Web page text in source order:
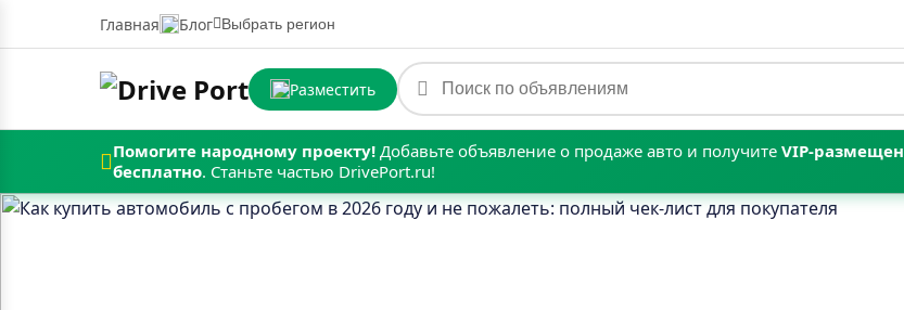
Главная Блог Выбрать регион
Разместить
Помогите народному проекту! Добавьте объявление о продаже авто и получите
бесплатно. Станьте частью DrivePort.ru!